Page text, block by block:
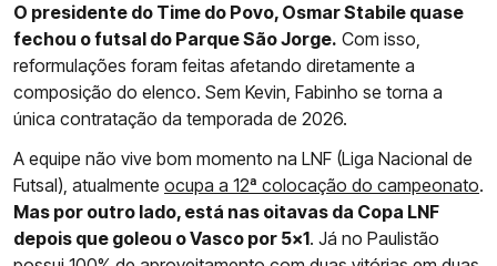
O presidente do Time do Povo, Osmar Stabile quase
fechou o futsal do Parque São Jorge. Com isso,
reformulações foram feitas afetando diretamente a
composição do elenco. Sem Kevin, Fabinho se torna a
única contratação da temporada de 2026.
A equipe não vive bom momento na LNF (Liga Nacional de
Futsal), atualmente ocupa a 12ª colocação do campeonato.
Mas por outro lado, está nas oitavas da Copa LNF
depois que goleou o Vasco por 5x1. Já no Paulistão